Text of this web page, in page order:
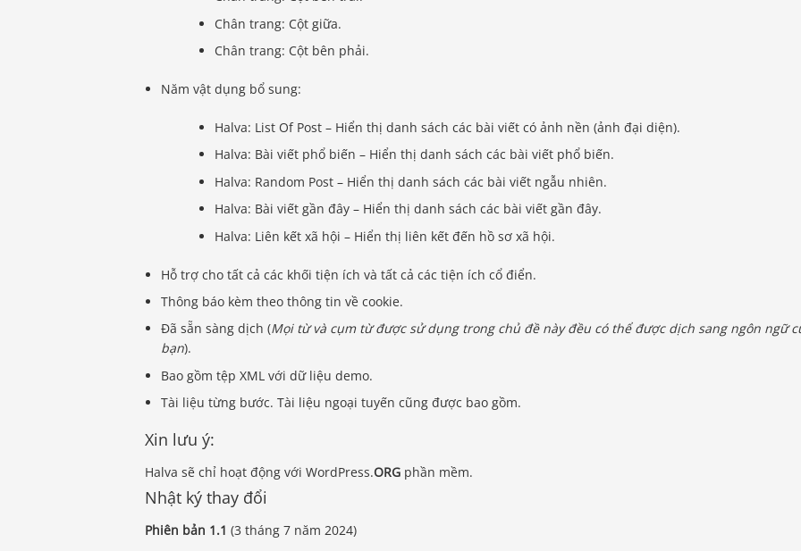
Chân trang: Cột giữa.
Chân trang: Cột bên phải.
Năm vật dụng bổ sung:
Halva: List Of Post – Hiển thị danh sách các bài viết có ảnh nền (ảnh đại diện).
Halva: Bài viết phổ biến – Hiển thị danh sách các bài viết phổ biến.
Halva: Random Post – Hiển thị danh sách các bài viết ngẫu nhiên.
Halva: Bài viết gần đây – Hiển thị danh sách các bài viết gần đây.
Halva: Liên kết xã hội – Hiển thị liên kết đến hồ sơ xã hội.
Hỗ trợ cho tất cả các khối tiện ích và tất cả các tiện ích cổ điển.
Thông báo kèm theo thông tin về cookie.
Đã sẵn sàng dịch (Mọi từ và cụm từ được sử dụng trong chủ đề này đều có thể được dịch sang ngôn ngữ
bạn).
Bao gồm tệp XML với dữ liệu demo.
Tài liệu từng bước. Tài liệu ngoại tuyến cũng được bao gồm.
Xin lưu ý:
Halva sẽ chỉ hoạt động với WordPress.ORG phần mềm.
Nhật ký thay đổi
Phiên bản 1.1 (3 tháng 7 năm 2024)